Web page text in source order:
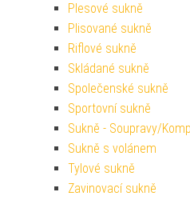
Plesové sukně
Plisované sukně
Riflové sukně
Skládané sukně
Společenské sukně
Sportovní sukně
Sukně - Soupravy/
Sukně s volánem
Tylové sukně
Zavinovací sukně